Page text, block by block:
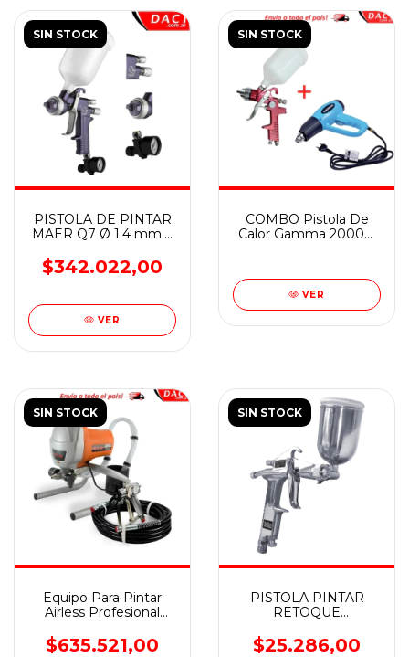
SIN STOCK
PISTOLA DE PINTAR
MAER Q7 Ø 1.4 mm. -
PROFESIONAL
$342.022,00
VER
SIN STOCK
COMBO Pistola De
Calor Gamma 2000w
LOWEN PSG827
VER
SIN STOCK
Equipo Para Pintar
Airless Profesional
$635.521,00
SIN STOCK
PISTOLA PINTAR
RETOQUE
PRESION BTA
$25.286,00